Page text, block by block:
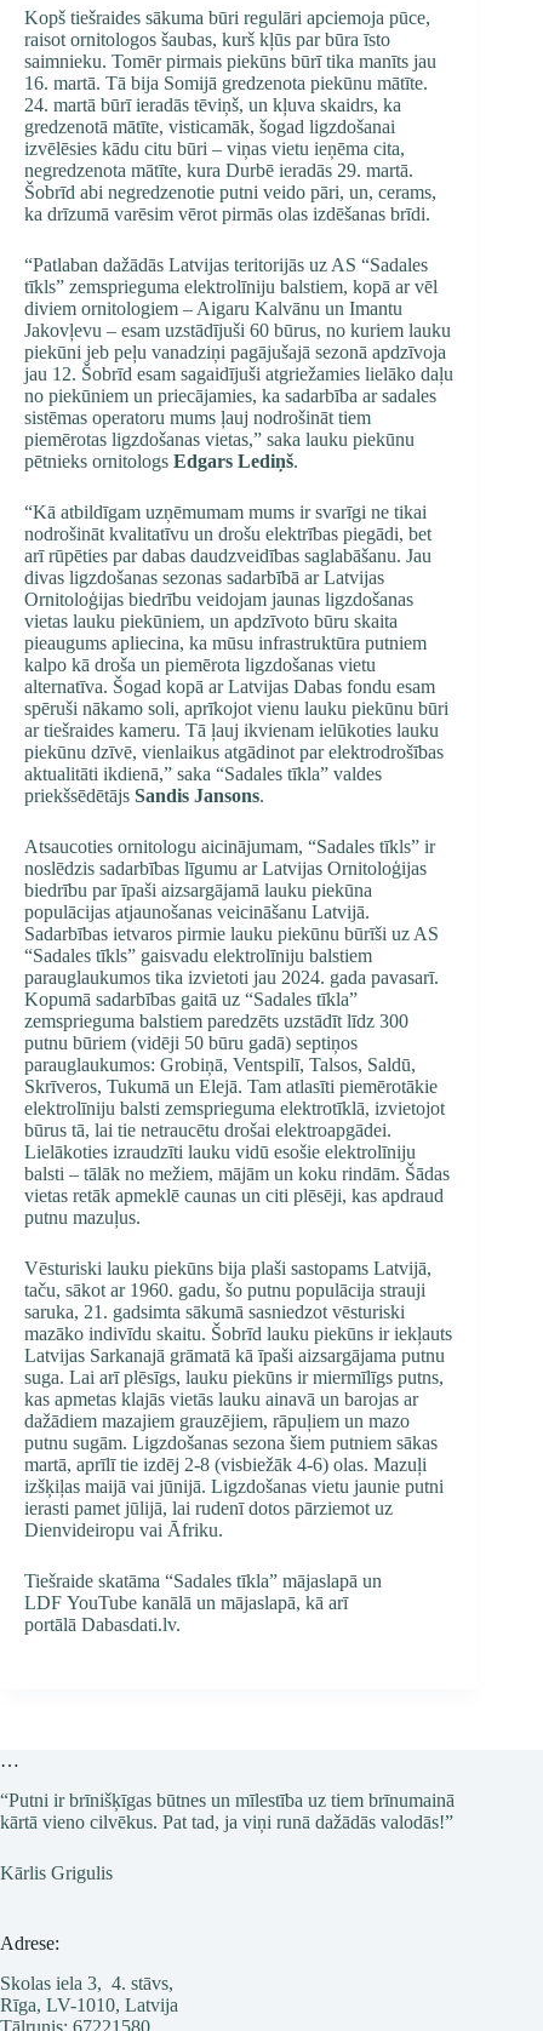
Kopš tiešraides sākuma būri regulāri apciemoja pūce,
raisot ornitologos šaubas, kurš kļūs par būra īsto
saimnieku. Tomēr pirmais piekūns būrī tika manīts jau
16. martā. Tā bija Somijā gredzenota piekūnu mātīte.
24. martā būrī ieradās tēviņš, un kļuva skaidrs, ka
gredzenotā mātīte, visticamāk, šogad ligzdošanai
izvēlēsies kādu citu būri – viņas vietu ieņēma cita,
negredzenota mātīte, kura Durbē ieradās 29. martā.
Šobrīd abi negredzenotie putni veido pāri, un, cerams,
ka drīzumā varēsim vērot pirmās olas izdēšanas brīdi.
“Patlaban dažādās Latvijas teritorijās uz AS “Sadales
tīkls” zemsprieguma elektrolīniju balstiem, kopā ar vēl
diviem ornitologiem – Aigaru Kalvānu un Imantu
Jakovļevu – esam uzstādījuši 60 būrus, no kuriem lauku
piekūni jeb peļu vanadziņi pagājušajā sezonā apdzīvoja
jau 12. Šobrīd esam sagaidījuši atgriežamies lielāko daļu
no piekūniem un priecājamies, ka sadarbība ar sadales
sistēmas operatoru mums ļauj nodrošināt tiem
piemērotas ligzdošanas vietas,” saka lauku piekūnu
pētnieks ornitologs Edgars Lediņš.
“Kā atbildīgam uzņēmumam mums ir svarīgi ne tikai
nodrošināt kvalitatīvu un drošu elektrības piegādi, bet
arī rūpēties par dabas daudzveidības saglabāšanu. Jau
divas ligzdošanas sezonas sadarbībā ar Latvijas
Ornitoloģijas biedrību veidojam jaunas ligzdošanas
vietas lauku piekūniem, un apdzīvoto būru skaita
pieaugums apliecina, ka mūsu infrastruktūra putniem
kalpo kā droša un piemērota ligzdošanas vietu
alternatīva. Šogad kopā ar Latvijas Dabas fondu esam
spēruši nākamo soli, aprīkojot vienu lauku piekūnu būri
ar tiešraides kameru. Tā ļauj ikvienam ielūkoties lauku
piekūnu dzīvē, vienlaikus atgādinot par elektrodrošības
aktualitāti ikdienā,” saka “Sadales tīkla” valdes
priekšsēdētājs Sandis Jansons.
Atsaucoties ornitologu aicinājumam, “Sadales tīkls” ir
noslēdzis sadarbības līgumu ar Latvijas Ornitoloģijas
biedrību par īpaši aizsargājamā lauku piekūna
populācijas atjaunošanas veicināšanu Latvijā.
Sadarbības ietvaros pirmie lauku piekūnu būrīši uz AS
“Sadales tīkls” gaisvadu elektrolīniju balstiem
parauglaukumos tika izvietoti jau 2024. gada pavasarī.
Kopumā sadarbības gaitā uz “Sadales tīkla”
zemsprieguma balstiem paredzēts uzstādīt līdz 300
putnu būriem (vidēji 50 būru gadā) septiņos
parauglaukumos: Grobiņā, Ventspilī, Talsos, Saldū,
Skrīveros, Tukumā un Elejā. Tam atlasīti piemērotākie
elektrolīniju balsti zemsprieguma elektrotīklā, izvietojot
būrus tā, lai tie netraucētu drošai elektroapgādei.
Lielākoties izraudzīti lauku vidū esošie elektrolīniju
balsti – tālāk no mežiem, mājām un koku rindām. Šādas
vietas retāk apmeklē caunas un citi plēsēji, kas apdraud
putnu mazuļus.
Vēsturiski lauku piekūns bija plaši sastopams Latvijā,
taču, sākot ar 1960. gadu, šo putnu populācija strauji
saruka, 21. gadsimta sākumā sasniedzot vēsturiski
mazāko indivīdu skaitu. Šobrīd lauku piekūns ir iekļauts
Latvijas Sarkanajā grāmatā kā īpaši aizsargājama putnu
suga. Lai arī plēsīgs, lauku piekūns ir miermīlīgs putns,
kas apmetas klajās vietās lauku ainavā un barojas ar
dažādiem mazajiem grauzējiem, rāpuļiem un mazo
putnu sugām. Ligzdošanas sezona šiem putniem sākas
martā, aprīlī tie izdēj 2-8 (visbiežāk 4-6) olas. Mazuļi
izšķiļas maijā vai jūnijā. Ligzdošanas vietu jaunie putni
ierasti pamet jūlijā, lai rudenī dotos pārziemot uz
Dienvideiropu vai Āfriku.
Tiešraide skatāma “Sadales tīkla” mājaslapā un
LDF YouTube kanālā un mājaslapā, kā arī
portālā Dabasdati.lv.
…
“Putni ir brīnišķīgas būtnes un mīlestība uz tiem brīnumainā
kārtā vieno cilvēkus. Pat tad, ja viņi runā dažādās valodās!”
Kārlis Grigulis
Adrese:
Skolas iela 3, 4. stāvs,
Rīga, LV-1010, Latvija
Tālrunis: 67221580